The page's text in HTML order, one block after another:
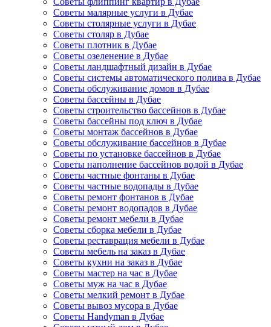
Советы малярные услуги в Дубае
Советы столярные услуги в Дубае
Советы столяр в Дубае
Советы плотник в Дубае
Советы озеленение в Дубае
Советы ландшафтный дизайн в Дубае
Советы системы автоматического полива в Дубае
Советы обслуживание домов в Дубае
Советы бассейны в Дубае
Советы строительство бассейнов в Дубае
Советы бассейны под ключ в Дубае
Советы монтаж бассейнов в Дубае
Советы обслуживание бассейнов в Дубае
Советы по установке бассейнов в Дубае
Советы наполнение бассейнов водой в Дубае
Советы частные фонтаны в Дубае
Советы частные водопады в Дубае
Советы ремонт фонтанов в Дубае
Советы ремонт водопадов в Дубае
Советы ремонт мебели в Дубае
Советы сборка мебели в Дубае
Советы реставрация мебели в Дубае
Советы мебель на заказ в Дубае
Советы кухни на заказ в Дубае
Советы мастер на час в Дубае
Советы муж на час в Дубае
Советы мелкий ремонт в Дубае
Советы вывоз мусора в Дубае
Советы Handyman в Дубае